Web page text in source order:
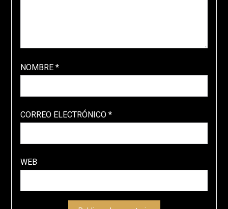
NOMBRE *
CORREO ELECTRÓNICO *
WEB